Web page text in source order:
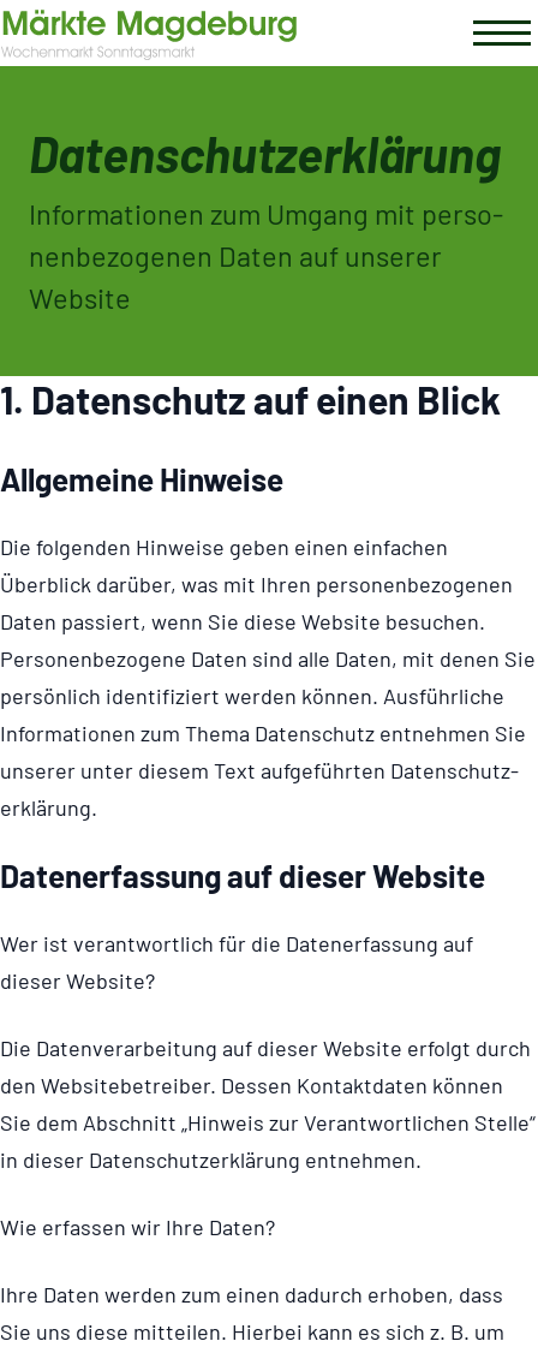
Daten­schut­z­er­klä­rung
Informationen zum Umgang mit perso­
nen­be­zo­genen Daten auf unserer
Website
1. Daten­schutz auf einen Blick
Allge­meine Hinweise
Die folgenden Hinweise geben einen einfachen
Überblick darüber, was mit Ihren perso­nen­be­zo­genen
Daten passiert, wenn Sie diese Website besuchen.
Perso­nen­be­zo­gene Daten sind alle Daten, mit denen Sie
persönlich identifiziert werden können. Ausführliche
Informationen zum Thema Datenschutz entnehmen Sie
unserer unter diesem Text aufgeführten Daten­schut­z­
er­klä­rung.
Daten­er­fas­sung auf dieser Website
Wer ist verantwortlich für die Datenerfassung auf
dieser Website?
Die Daten­ver­ar­bei­tung auf dieser Website erfolgt durch
den Website­be­treiber. Dessen Kontaktdaten können
Sie dem Abschnitt „Hinweis zur Verant­wort­li­chen Stelle“
in dieser Daten­schut­z­er­klä­rung entnehmen.
Wie erfassen wir Ihre Daten?
Ihre Daten werden zum einen dadurch erhoben, dass
Sie uns diese mitteilen. Hierbei kann es sich z. B. um